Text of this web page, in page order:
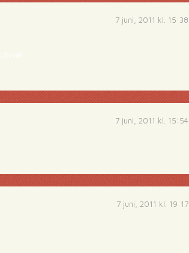
7 juni, 2011 kl. 15:38
7 juni, 2011 kl. 15:54
7 juni, 2011 kl. 19:17